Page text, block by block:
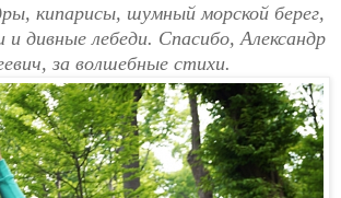
кипарисы, шумный морской берег,
и дивные лебеди. Спасибо, Александр
за волшебные стихи.